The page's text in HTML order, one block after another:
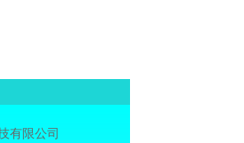
有限公司